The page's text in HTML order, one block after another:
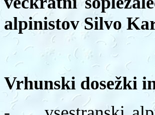
alpinistov Silvo
Vrhunski dosežki